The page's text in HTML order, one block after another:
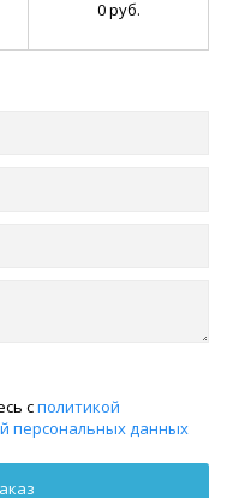
0 руб.
сполитикой
персональных данных